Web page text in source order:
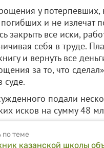
у потерпевших,
и не излечат
закрыть все иски,
себя в труде.
и вернуть все
за то, что
суде.
подали
исков на сумму 48
по теме
казанской школы